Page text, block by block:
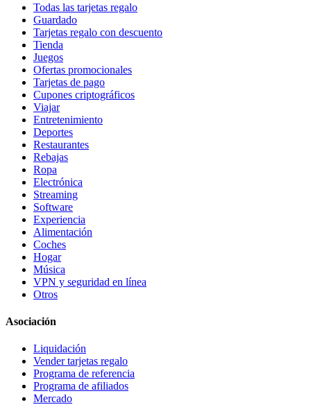
Todas las tarjetas regalo
Guardado
Tarjetas regalo con descuento
Tienda
Juegos
Ofertas promocionales
Tarjetas de pago
Cupones criptográficos
Viajar
Entretenimiento
Deportes
Restaurantes
Rebajas
Ropa
Electrónica
Streaming
Software
Experiencia
Alimentación
Coches
Hogar
Música
VPN y seguridad en línea
Otros
Asociación
Liquidación
Vender tarjetas regalo
Programa de referencia
Programa de afiliados
Mercado